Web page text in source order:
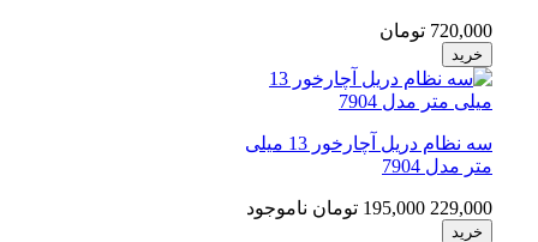
720,000 تومان
سه نظام دریل آچارخور 13 میلی
متر مدل 7904
229,000 195,000 تومان ناموجود